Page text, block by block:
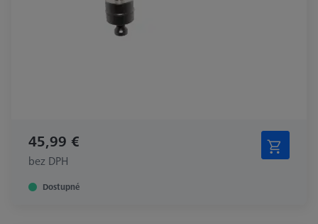
45,99 €
bez DPH
Dostupné